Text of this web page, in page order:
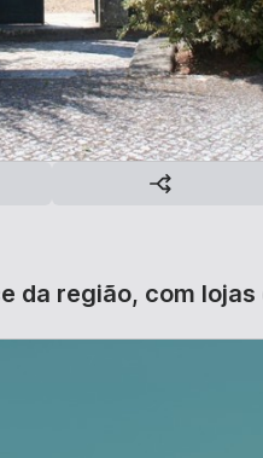
da região, com